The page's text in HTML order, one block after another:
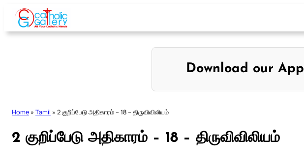
Skip
content
Download our App
Home » Tamil » 2 குறிப்பேடு அதிகாரம் – 18 – திருவிவிலியம்
2 குறிப்பேடு அதிகாரம் – 18 – திருவிவிலியம்